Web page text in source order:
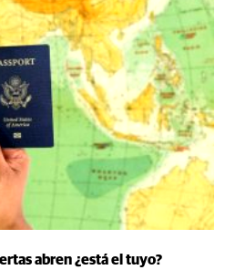
abren ¿está el tuyo?